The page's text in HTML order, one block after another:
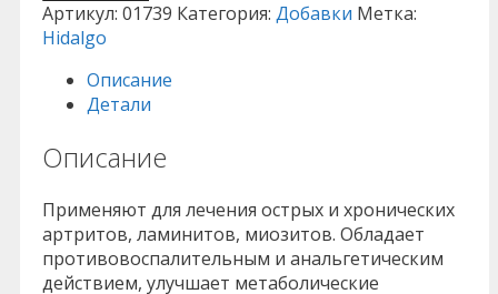
Артикул: 01739 Категория: Добавки Метка:
Hidalgo
Описание
Детали
Описание
Применяют для лечения острых и хронических
артритов, ламинитов, миозитов. Обладает
противовоспалительным и анальгетическим
действием, улучшает метаболические